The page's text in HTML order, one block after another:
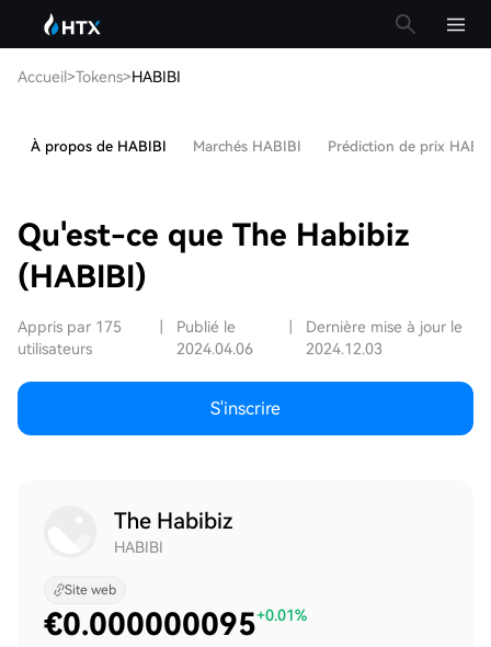
Accueil>Tokens>HABIBI
À propos de HABIBI Marchés HABIBI Prédiction de prix
Qu'est-ce que The Habibiz
(HABIBI)
Appris par 175
utilisateurs
Publié le
2024.04.06
Dernière mise à jour le
2024.12.03
S'inscrire
The Habibiz
HABIBI
Site web
€0.000000095+0.01%